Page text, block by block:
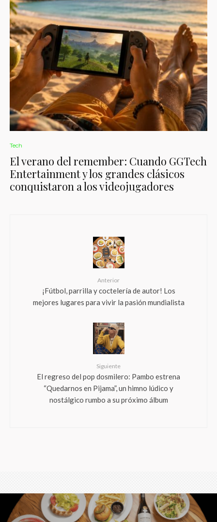
Tech
El verano del remember: Cuando GGTech
Entertainment y los grandes clásicos
conquistaron a los videojugadores
Anterior
¡Fútbol, parrilla y coctelería de autor! Los
mejores lugares para vivir la pasión mundialista
Siguiente
El regreso del pop dosmilero: Pambo estrena
“Quedarnos en Pijama”, un himno lúdico y
nostálgico rumbo a su próximo álbum